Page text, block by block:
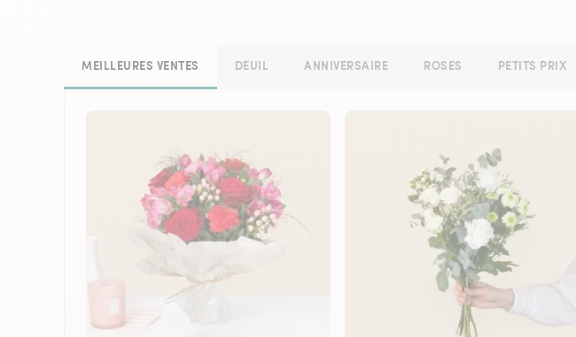
MEILLEURES VENTES DEUIL ANNIVERSAIRE ROSES PETITS PRIX